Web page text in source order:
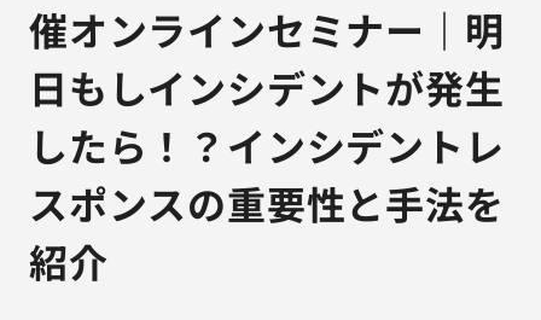
催オンラインセミナー｜明
日もしインシデントが発生
したら！？インシデントレ
スポンスの重要性と手法を
紹介